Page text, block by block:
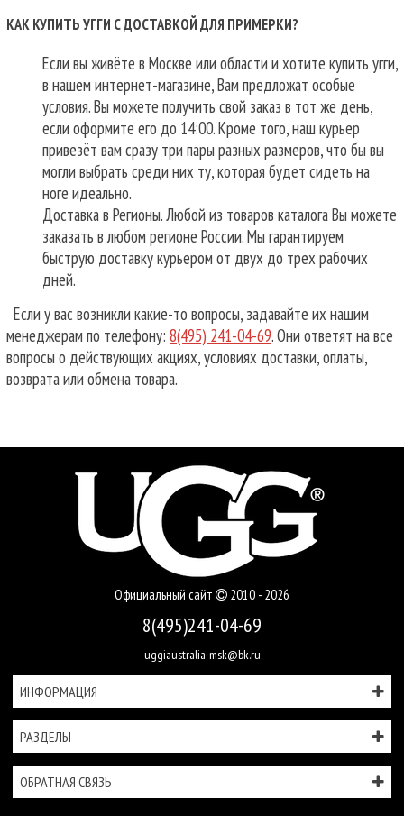
КАК КУПИТЬ УГГИ С ДОСТАВКОЙ ДЛЯ ПРИМЕРКИ?
Если вы живёте в Москве или области и хотите купить угги,
в нашем интернет-магазине, Вам предложат особые
условия. Вы можете получить свой заказ в тот же день,
если оформите его до 14:00. Кроме того, наш курьер
привезёт вам сразу три пары разных размеров, что бы вы
могли выбрать среди них ту, которая будет сидеть на
ноге идеально.
Доставка в Регионы. Любой из товаров каталога Вы можете
заказать в любом регионе России. Мы гарантируем
быструю доставку курьером от двух до трех рабочих
дней.
Если у вас возникли какие-то вопросы, задавайте их нашим
менеджерам по телефону: 8(495) 241-04-69. Они ответят на все
вопросы о действующих акциях, условиях доставки, оплаты,
возврата или обмена товара.
Официальный сайт 2010 - 2026
8(495)241-04-69
uggiaustralia-msk@bk.ru
ИНФОРМАЦИЯ
РАЗДЕЛЫ
ОБРАТНАЯ СВЯЗЬ